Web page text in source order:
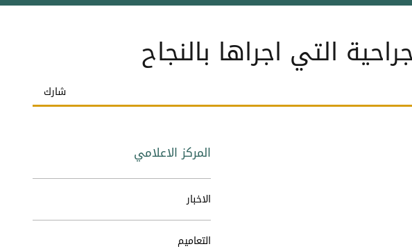
التي اجراها بالنجاح
شارك
المركز الاعلامي
الاخبار
التعاميم